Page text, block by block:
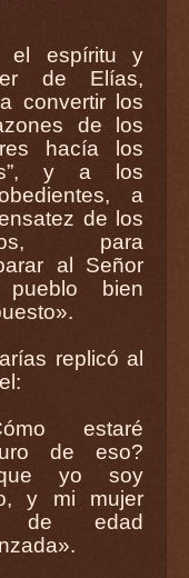
el espíritu y
de Elías,
convertir los
de los
hacía los
y a los
a
de los
para
al Señor
bien
replicó al
estaré
de eso?
yo soy
y mi mujer
de edad